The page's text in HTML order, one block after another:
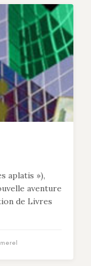
aplatis »),
aventure
de Livres